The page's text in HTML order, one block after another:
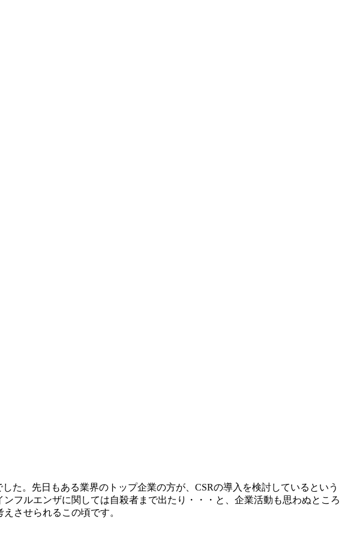
た。先日もある業界のトップ企業の方が、CSRの導入を検討しているという
フルエンザに関しては自殺者まで出たり・・・と、企業活動も思わぬところ
させられるこの頃です。